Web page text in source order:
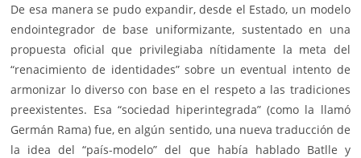
De esa manera se pudo expandir, desde el Estado, un modelo
endointegrador de base uniformizante, sustentado en una
propuesta oficial que privilegiaba nítidamente la meta del
“renacimiento de identidades” sobre un eventual intento de
armonizar lo diverso con base en el respeto a las tradiciones
preexistentes. Esa “sociedad hiperintegrada” (como la llamó
Germán Rama) fue, en algún sentido, una nueva traducción de
la idea del “país-modelo” del que había hablado Batlle y